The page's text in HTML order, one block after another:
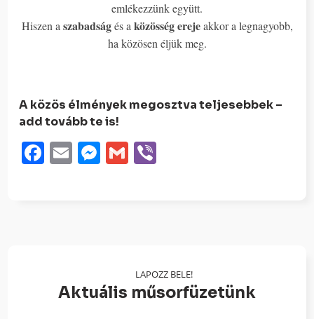
emlékezzünk együtt.
Hiszen aszabadságés aközösség erejeakkor a legnagyobb,
ha közösen éljük meg.
A közös élmények megosztva teljesebbek –
add tovább te is!
Facebook
EmailMessenger
Gmail
LAPOZZ BELE!
Aktuális műsorfüzetünk